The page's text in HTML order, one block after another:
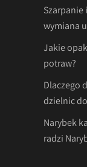
Szarpanie
wymiana
Jakie
potraw?
Dlaczego
dzielnic
Narybek
radzi